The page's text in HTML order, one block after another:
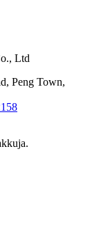
Ltd
Peng Town,